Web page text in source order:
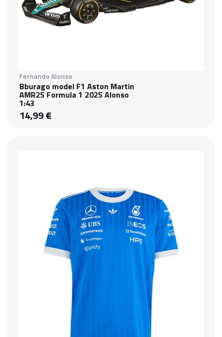
Fernando Alonso
Bburago model F1 Aston Martin
AMR25 Formula 1 2025 Alonso
1:43
14,99 €